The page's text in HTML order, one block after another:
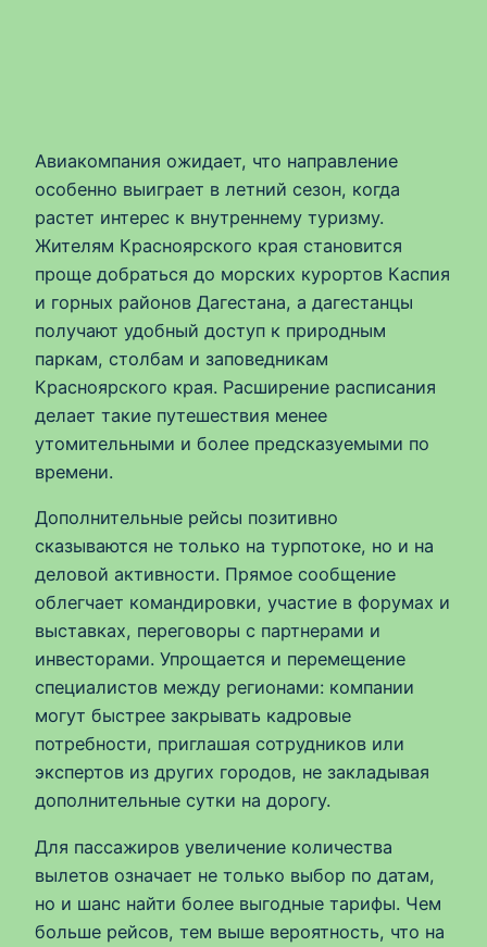
Авиакомпания ожидает, что направление
особенно выиграет в летний сезон, когда
растет интерес к внутреннему туризму.
Жителям Красноярского края становится
проще добраться до морских курортов Каспия
и горных районов Дагестана, а дагестанцы
получают удобный доступ к природным
паркам, столбам и заповедникам
Красноярского края. Расширение расписания
делает такие путешествия менее
утомительными и более предсказуемыми по
времени.
Дополнительные рейсы позитивно
сказываются не только на турпотоке, но и на
деловой активности. Прямое сообщение
облегчает командировки, участие в форумах и
выставках, переговоры с партнерами и
инвесторами. Упрощается и перемещение
специалистов между регионами: компании
могут быстрее закрывать кадровые
потребности, приглашая сотрудников или
экспертов из других городов, не закладывая
дополнительные сутки на дорогу.
Для пассажиров увеличение количества
вылетов означает не только выбор по датам,
но и шанс найти более выгодные тарифы. Чем
больше рейсов, тем выше вероятность, что на